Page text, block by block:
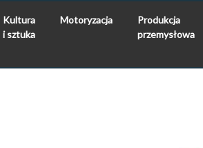
Kultura
i sztuka
Motoryzacja
Produkcja
przemysłowa